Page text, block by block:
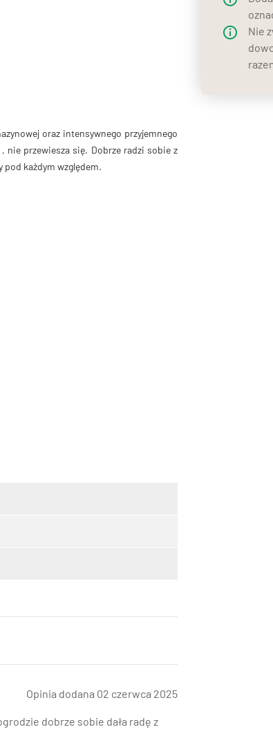
oraz intensywnego przyjemnego
nie przewiesza się. Dobrze radzi sobie z
pod każdym względem.
dobrze sobie dała radę z
Opinia dodana 02 czerwca 2025
Nie